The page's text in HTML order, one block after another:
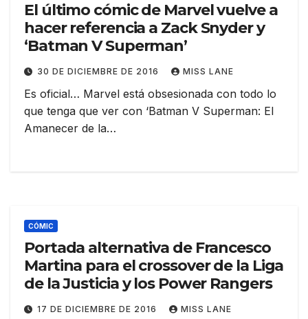
El último cómic de Marvel vuelve a
hacer referencia a Zack Snyder y
‘Batman V Superman’
30 DE DICIEMBRE DE 2016 MISS LANE
Es oficial… Marvel está obsesionada con todo lo
que tenga que ver con ‘Batman V Superman: El
Amanecer de la…
CÓMIC
Portada alternativa de Francesco
Martina para el crossover de la Liga
de la Justicia y los Power Rangers
17 DE DICIEMBRE DE 2016 MISS LANE